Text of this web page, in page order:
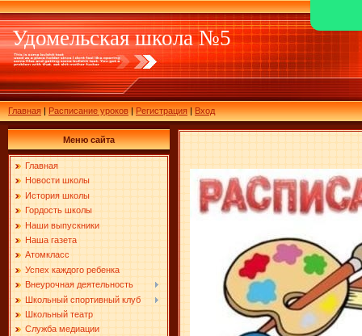
Удомельская школа №5
Главная|Расписание уроков|Регистрация|Вход
Меню сайта
Главная
Новости школы
История школы
Гордость школы
Наши выпускники
Наша газета
Атомкласс
Успех каждого ребенка
Внеурочная деятельность
Школьный спортивный клуб
Школьный театр
Служба медиации